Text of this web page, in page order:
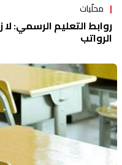
محلّيات
روابط التعليم الرسمي:
الرواتب